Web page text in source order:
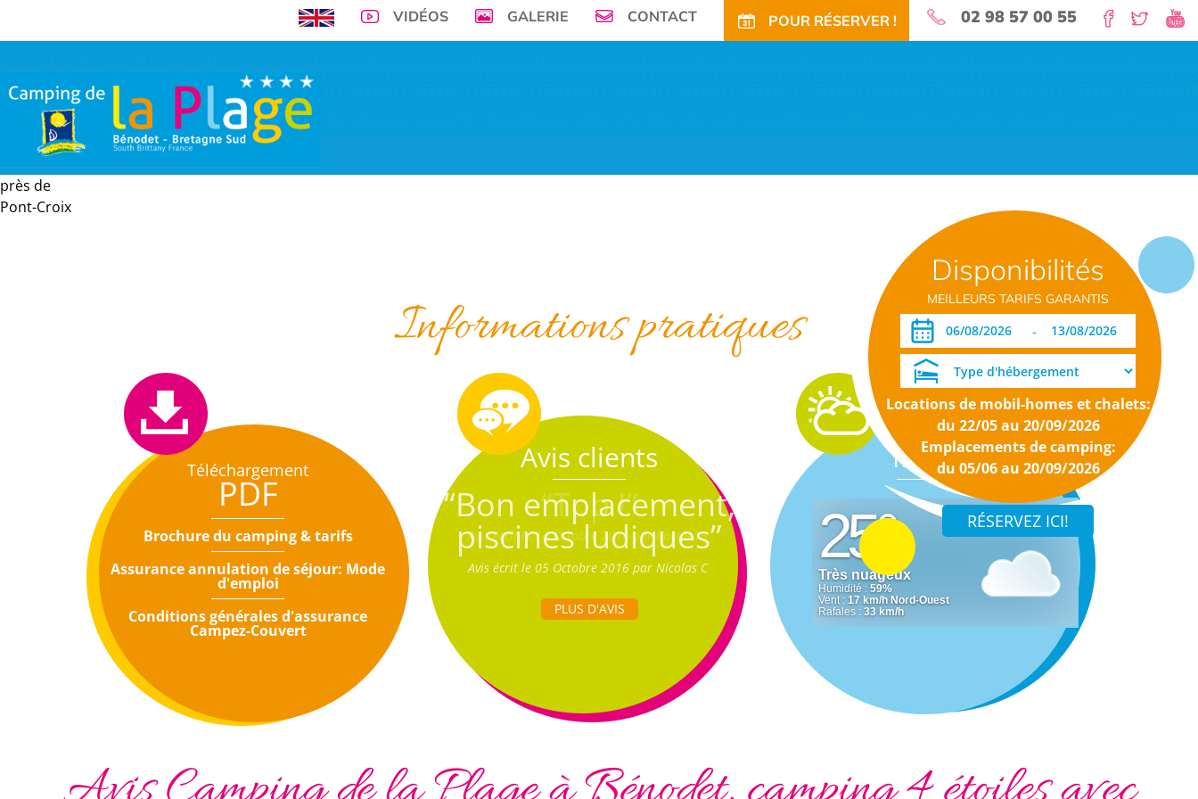
VIDÉOS GALERIE CONTACT POUR RÉSERVER ! 02 98 57 00 55
vous offre son petit paradis en pleine nature pour vos vacances!
TÉLÉCHARGEMENT PDF DATES OUVERTURE RÉSERVATION
Disponibilités
MEILLEURS TARIFS GARANTIS
-
Locations de mobil-homes et chalets:
du 22/05 au 20/09/2026
Emplacements de camping:
du 05/06 au 20/09/2026
près de
Pont-Croix
Informations pratiques
Téléchargement
PDF
Brochure du camping & tarifs
Assurance annulation de séjour: Mode
d'emploi
Conditions générales d'assurance
Campez-Couvert
Avis clients
“Bon emplacement,
piscines ludiques”
Avis écrit le 05 Octobre 2016 par Nicolas C
PLUS D'AVIS
Météo